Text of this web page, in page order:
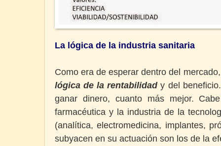
La lógica de la industria sanitaria
Como era de esperar dentro del
lógica de la rentabilidady del
ganar dinero, cuanto más mejor.
farmacéutica y la industria de la
(analítica, electromedicina, implantes,
subyacen en su actuación son los de la